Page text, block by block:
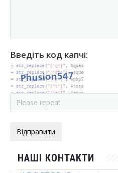
Введіть код капчі:
НАШІ КОНТАКТИ